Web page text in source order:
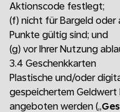
Aktionscode festlegt;
(f) nicht für Bargeld
Punkte gültig sind; und
(g) vor Ihrer Nutzung
3.4 Geschenkkarten
Plastische und/oder
gespeichertem
angeboten werden („